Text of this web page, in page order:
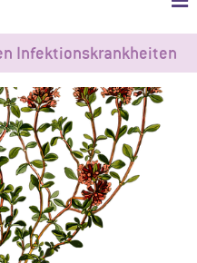
Infektionskrankheiten